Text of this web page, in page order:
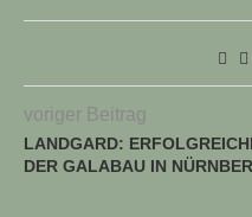
voriger Beitrag
LANDGARD:
DER GALABAU IN